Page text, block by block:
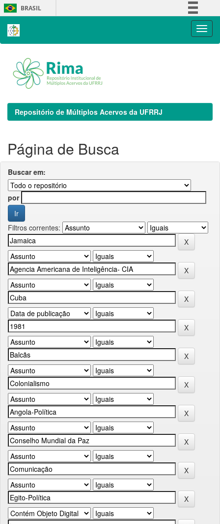
Skip
navigation
BRASIL
Repositório de Múltiplos Acervos da UFRRJ
Página de Busca
Buscar em:
por
Filtros correntes: